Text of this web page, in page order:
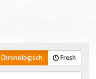
Chronologisch Fresh